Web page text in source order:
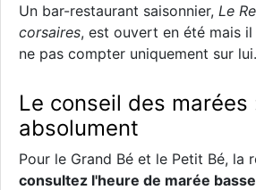
Un bar-restaurant saisonnier, Le
corsaires, est ouvert en été mais
ne pas compter uniquement sur lui.
Le conseil des
absolument
Pour le Grand Bé et le Petit Bé, la
consultez l'heure de marée